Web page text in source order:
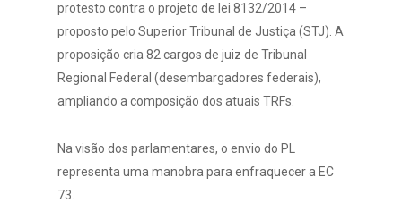
protesto contra o projeto de lei 8132/2014 –
proposto pelo Superior Tribunal de Justiça (STJ). A
proposição cria 82 cargos de juiz de Tribunal
Regional Federal (desembargadores federais),
ampliando a composição dos atuais TRFs.
Na visão dos parlamentares, o envio do PL
representa uma manobra para enfraquecer a EC
73.